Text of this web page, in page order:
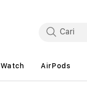
Watch AirPods